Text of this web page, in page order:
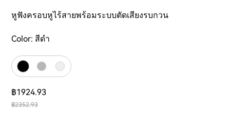
หูฟังครอบหูไร้สายพร้อมระบบตัดเสียงรบกวน
Color: สีดำ
฿1924.93
฿2352.93